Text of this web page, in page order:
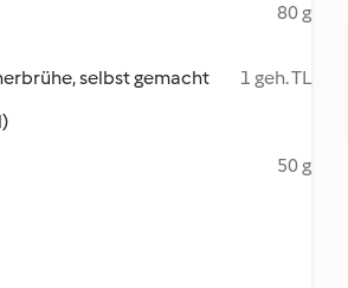
80 g
selbst gemacht
1 geh. TL
50 g